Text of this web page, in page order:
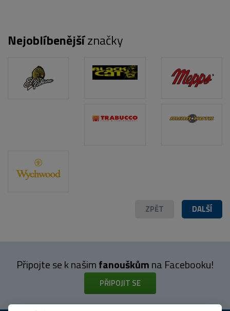
POPIS PRODUKTU
Nejoblíbenějšíznačky
DALŠÍ
ZPĚT
Připojte se k našimfanouškůmna Facebooku!
PŘIPOJIT SE